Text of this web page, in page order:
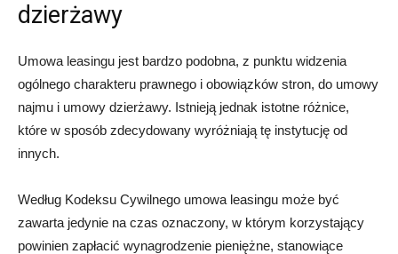
dzierżawy
Umowa leasingu jest bardzo podobna, z punktu widzenia
ogólnego charakteru prawnego i obowiązków stron, do umowy
najmu i umowy dzierżawy. Istnieją jednak istotne różnice,
które w sposób zdecydowany wyróżniają tę instytucję od
innych.
Według Kodeksu Cywilnego umowa leasingu może być
zawarta jedynie na czas oznaczony, w którym korzystający
powinien zapłacić wynagrodzenie pieniężne, stanowiące